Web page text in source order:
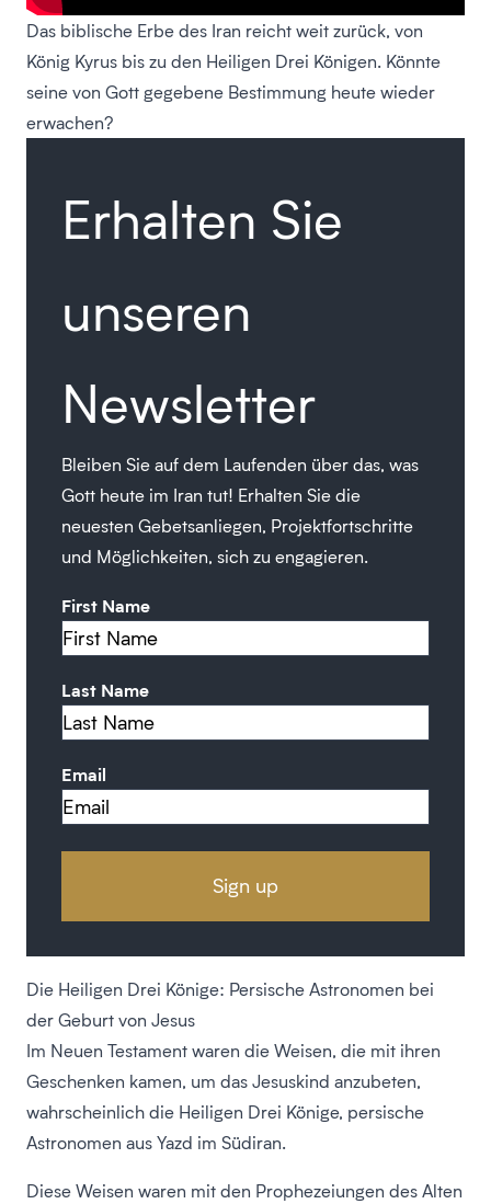
Das biblische Erbe des Iran reicht weit zurück, von
König Kyrus bis zu den Heiligen Drei Königen. Könnte
seine von Gott gegebene Bestimmung heute wieder
erwachen?
Erhalten Sie
unseren
Newsletter
Bleiben Sie auf dem Laufenden über das, was
Gott heute im Iran tut! Erhalten Sie die
neuesten Gebetsanliegen, Projektfortschritte
und Möglichkeiten, sich zu engagieren.
First Name
Last Name
Email
Die Heiligen Drei Könige: Persische Astronomen bei
der Geburt von Jesus
Im Neuen Testament waren die Weisen, die mit ihren
Geschenken kamen, um das Jesuskind anzubeten,
wahrscheinlich die Heiligen Drei Könige, persische
Astronomen aus Yazd im Südiran.
Diese Weisen waren mit den Prophezeiungen des Alten